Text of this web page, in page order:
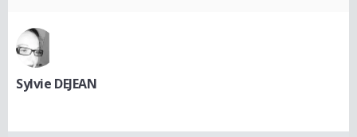
Sylvie DEJEAN